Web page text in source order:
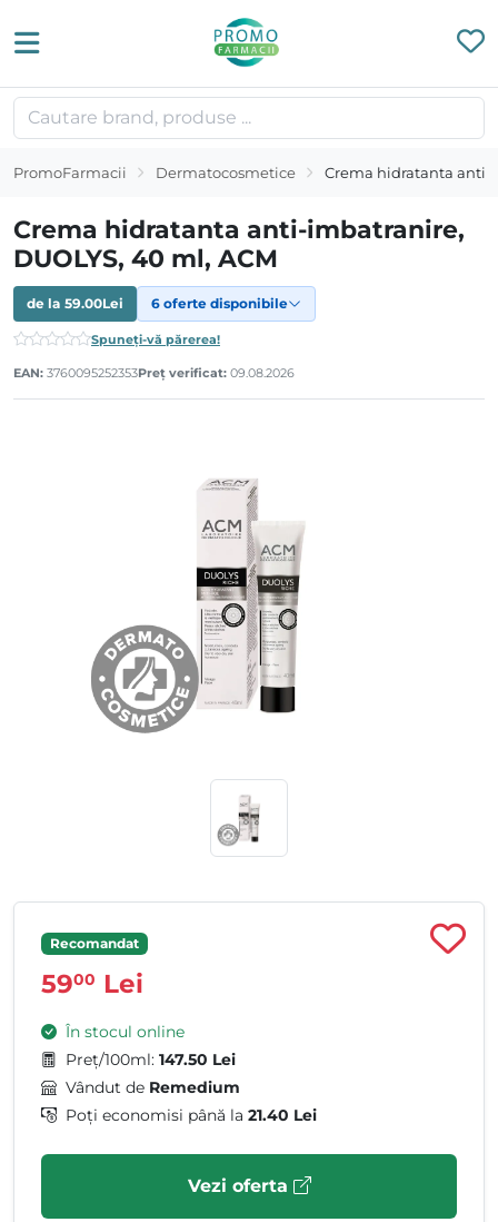
PromoFarmacii Dermatocosmetice Crema hidratanta anti-
Crema hidratanta anti-imbatranire,
DUOLYS, 40 ml, ACM
de la 59.00Lei 6 oferte disponibile
Spuneți-vă părerea!
EAN: 3760095252353Preț verificat: 09.08.2026
Recomandat
5900 Lei
În stocul online
Preț/100ml: 147.50 Lei
Vândut de Remedium
Poți economisi până la 21.40 Lei
Vezi oferta